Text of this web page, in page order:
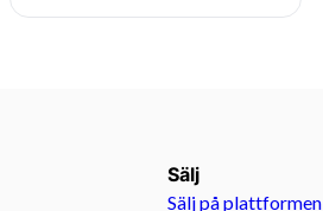
Sälj
Sälj på plattformen